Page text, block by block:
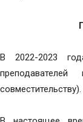
В 2022-2023
совместительству).